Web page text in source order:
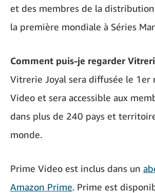
et des membres de la
la première mondiale à Séries
Comment puis-je regarder
Vitrerie Joyal sera diffusée le 1er
Video et sera accessible aux
dans plus de 240 pays et
monde.
Prime Video est inclus dans un
Amazon Prime. Prime est